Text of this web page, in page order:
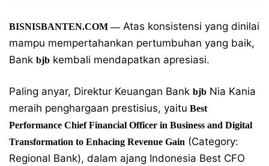
BISNISBANTEN.COM —Atas konsistensi yang dinilai
mampu mempertahankan pertumbuhan yang baik,
Bank bjb kembali mendapatkan apresiasi.
Paling anyar, Direktur Keuangan Bank bjb Nia Kania
meraih penghargaan prestisius, yaitu Best
Performance Chief Financial Officer in Business and Digital
Transformation to Enhacing Revenue Gain (Category:
Regional Bank), dalam ajang Indonesia Best CFO